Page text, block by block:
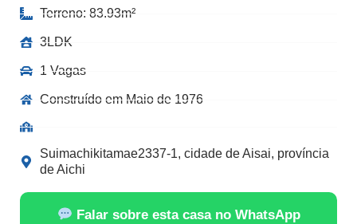
Terreno: 83.93m²
3LDK
1 Vagas
Construído em Maio de 1976
Suimachikitamae2337-1, cidade de Aisai, província
de Aichi
Falar sobre esta casa no WhatsApp